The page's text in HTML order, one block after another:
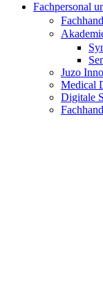
Fachpersonal
Juzo
Medical
Digitale